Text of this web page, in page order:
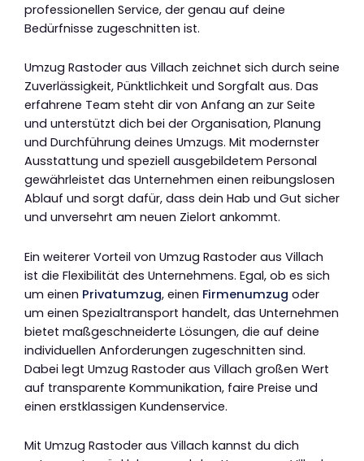
professionellen Service, der genau auf deine
Bedürfnisse zugeschnitten ist.
Umzug Rastoder aus Villach zeichnet sich durch seine
Zuverlässigkeit, Pünktlichkeit und Sorgfalt aus. Das
erfahrene Team steht dir von Anfang an zur Seite
und unterstützt dich bei der Organisation, Planung
und Durchführung deines Umzugs. Mit modernster
Ausstattung und speziell ausgebildetem Personal
gewährleistet das Unternehmen einen reibungslosen
Ablauf und sorgt dafür, dass dein Hab und Gut sicher
und unversehrt am neuen Zielort ankommt.
Ein weiterer Vorteil von Umzug Rastoder aus Villach
ist die Flexibilität des Unternehmens. Egal, ob es sich
um einen Privatumzug, einen Firmenumzug oder
um einen Spezialtransport handelt, das Unternehmen
bietet maßgeschneiderte Lösungen, die auf deine
individuellen Anforderungen zugeschnitten sind.
Dabei legt Umzug Rastoder aus Villach großen Wert
auf transparente Kommunikation, faire Preise und
einen erstklassigen Kundenservice.
Mit Umzug Rastoder aus Villach kannst du dich